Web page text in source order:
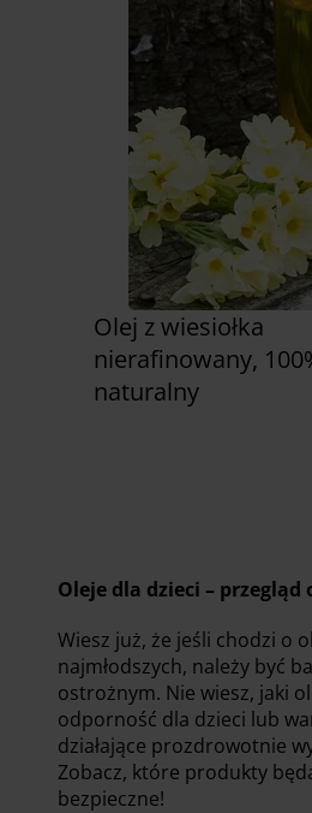
Olej z wiesiołka
nierafinowany,
naturalny
Oleje dla dzieci – przegląd
Wiesz już, że jeśli chodzi o
najmłodszych, należy być
ostrożnym. Nie wiesz, jaki
odporność dla dzieci lub
działające prozdrowotnie
Zobacz, które produkty
bezpieczne!